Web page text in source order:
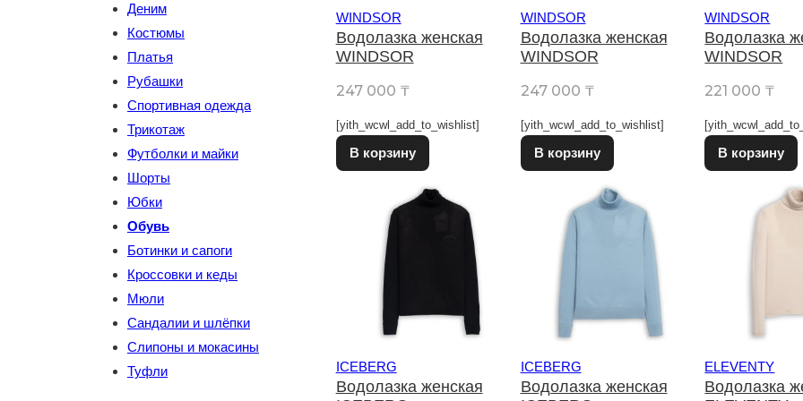
Деним
Костюмы
Платья
Рубашки
Спортивная одежда
Трикотаж
Футболки и майки
Шорты
Юбки
Обувь
Ботинки и сапоги
Кроссовки и кеды
Мюли
Сандалии и шлёпки
Слипоны и мокасины
Туфли
WINDSOR
Водолазка женская
WINDSOR
247 000 ₸
[yith_wcwl_add_to_wishlist]
В корзину Этот товар имеет несколько вариаций. Опции можно
WINDSOR
Водолазка женская
WINDSOR
247 000 ₸
[yith_wcwl_add_to_wishlist]
В корзину Этот товар имеет несколько
WINDSOR
Водолазка
WINDSOR
221 000 ₸
В корзину
ICEBERG
Водолазка женская
ICEBERG
Водолазка женская
ELEVENTY
Водолазка